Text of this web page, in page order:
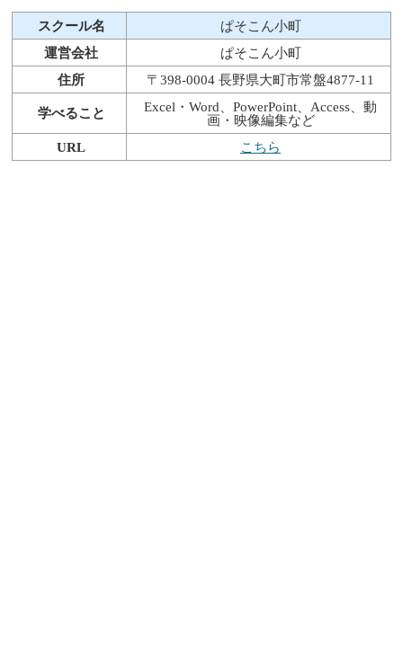
スクール名
ぱそこん小町
運営会社
ぱそこん小町
住所
〒398-0004 長野県大町市常盤4877-11
学べること
Excel・Word、PowerPoint、Access、動
画・映像編集など
URL
こちら